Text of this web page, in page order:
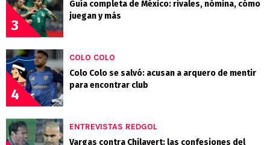
3
Guía completa de México: rivales, nómina, cómo
juegan y más
4
COLO COLO
Colo Colo se salvó: acusan a arquero de mentir
para encontrar club
ENTREVISTAS REDGOL
Vargas contra Chilavert: las confesiones del